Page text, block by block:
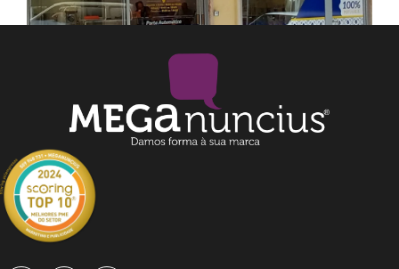
Talho Nacional